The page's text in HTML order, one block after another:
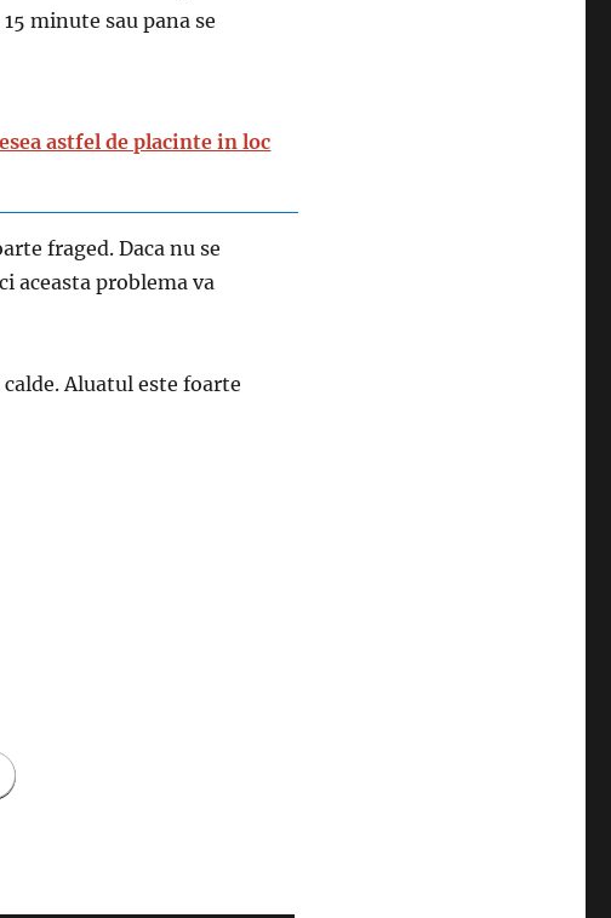
minute sau pana se
astfel de placinte in loc
fraged. Daca nu se
aceasta problema va
Aluatul este foarte